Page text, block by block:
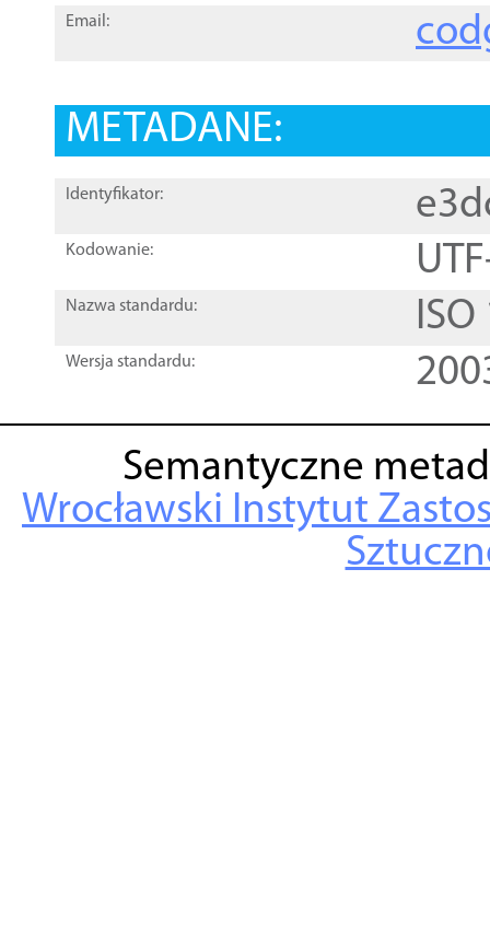
Email:
METADANE:
Identyfikator:
Kodowanie:
Nazwa standardu:
Wersja standardu:
Semantyczne
Wrocławski Instytut